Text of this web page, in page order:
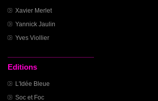
Xavier Merlet
Yannick Jaulin
Yves Viollier
Editions
L'Idée Bleue
Soc et Foc